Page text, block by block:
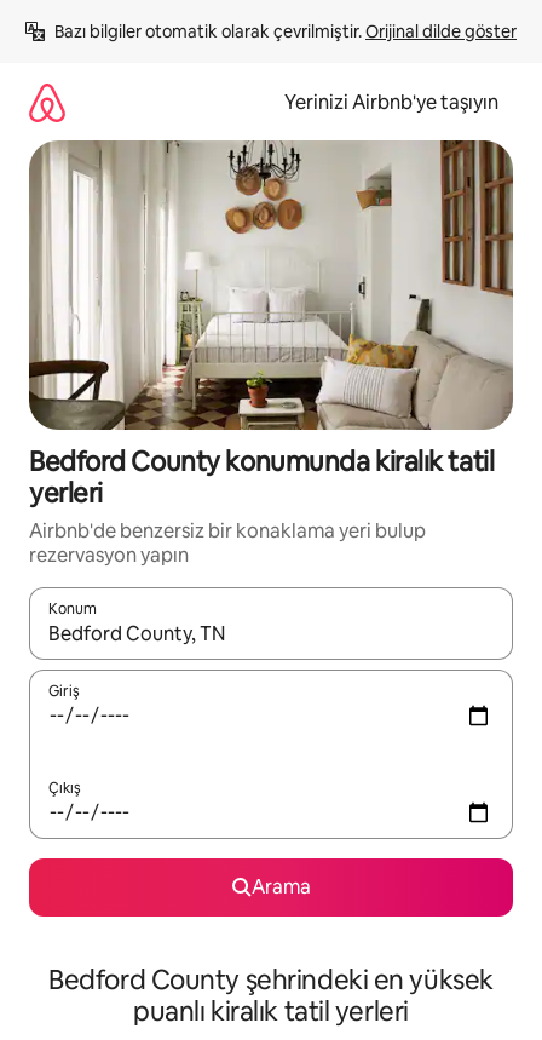
atla
Bazı bilgiler otomatik olarak çevrilmiştir. Orijinal dilde göster
Yerinizi Airbnb'ye taşıyın
Bedford County konumunda kiralık tatil
yerleri
Airbnb'de benzersiz bir konaklama yeri bulup
rezervasyon yapın
Konum
Sonuçlar kullanılabilir olduğunda yukarı ve aşağı oklarıyla
Giriş
Çıkış
Arama
Bedford County şehrindeki en yüksek
puanlı kiralık tatil yerleri